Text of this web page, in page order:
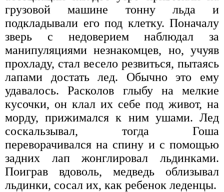
грузовой машине тонну льда и
подкладывали его под клетку. Поначалу
зверь с недоверием наблюдал за
манипуляциями незнакомцев, но, учуяв
прохладу, стал весело резвиться, пытаясь
лапами достать лед. Обычно это ему
удавалось. Расколов глыбу на мелкие
кусочки, он клал их себе под живот, на
морду, прижимался к ним ушами. Лед
соскальзывал, тогда Гоша
переворачивался на спину и с помощью
задних лап жонглировал льдинками.
Поиграв вдоволь, медведь облизывал
льдинки, сосал их, как ребенок леденцы.